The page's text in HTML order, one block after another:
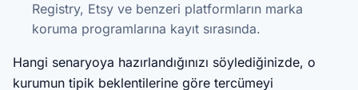
Registry, Etsy ve benzeri platformların marka
koruma programlarına kayıt sırasında.
Hangi senaryoya hazırlandığınızı söylediğinizde, o
kurumun tipik beklentilerine göre tercümeyi